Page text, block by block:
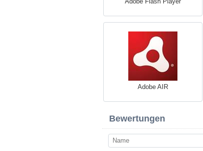
Adobe AIR
Bewertungen